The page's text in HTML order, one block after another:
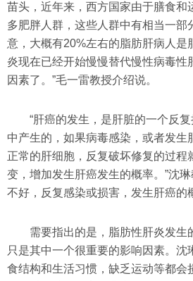
苗头，近年来，西方国家由于膳食和
多肥胖人群，这些人群中有相当一部
意，大概有20%左右的脂肪肝病人是
炎现在已经开始慢慢替代慢性病毒性
因素了。”毛一雷教授介绍说。
“肝癌的发生，是肝脏的一个反
中产生的，如果病毒感染，或者发生
正常的肝细胞，反复破坏修复的过程
变，增加发生肝癌发生的概率。”沈
不好，反复感染或损害，发生肝癌的
需要指出的是，脂肪性肝炎发生
只是其中一个很重要的影响因素。沈
食结构和生活习惯，缺乏运动等都会